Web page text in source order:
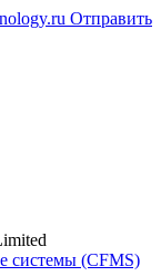
Отправить
системы (CFMS)